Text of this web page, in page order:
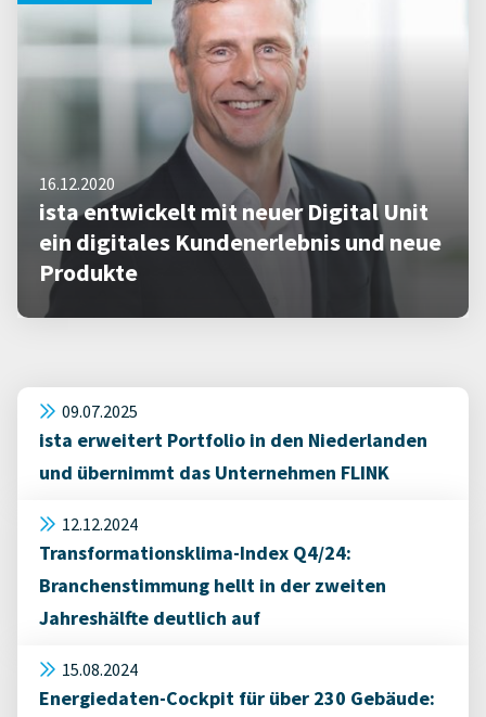
16.12.2020
ista entwickelt mit neuer Digital Unit
ein digitales Kundenerlebnis und neue
Produkte
09.07.2025
ista erweitert Portfolio in den Niederlanden
und übernimmt das Unternehmen FLINK
12.12.2024
Transformationsklima-Index Q4/24:
Branchenstimmung hellt in der zweiten
Jahreshälfte deutlich auf
15.08.2024
Energiedaten-Cockpit für über 230 Gebäude: